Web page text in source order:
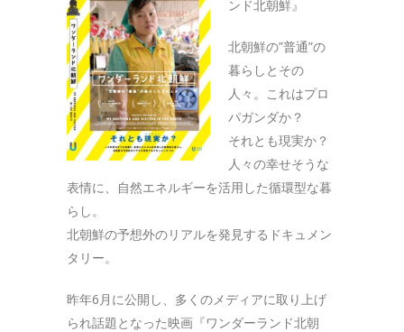
ンド北朝鮮』
北朝鮮の”普通”の
暮らしとその
人々。これはプロ
パガンダか？
それとも現実か？
人々の幸せそうな
表情に、自然エネルギーを活用した循環型な暮
らし。
北朝鮮の予想外のリアルを発見するドキュメン
タリー。
昨年6月に公開し、多くのメディアに取り上げ
られ話題となった映画『ワンダーランド北朝